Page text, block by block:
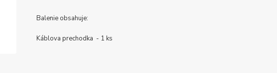
Balenie obsahuje:
Káblova prechodka - 1 ks